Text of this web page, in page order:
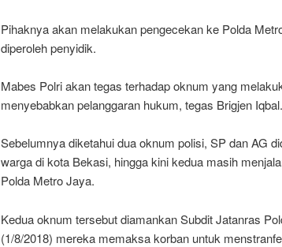
Pihaknya akan melakukan pengecekan ke Polda
diperoleh penyidik.
Mabes Polri akan tegas terhadap oknum yang
menyebabkan pelanggaran hukum, tegas Brigjen Iqbal.
Sebelumnya diketahui dua oknum polisi, SP dan AG
warga di kota Bekasi, hingga kini kedua masih
Polda Metro Jaya.
Kedua oknum tersebut diamankan Subdit Jatanras
(1/8/2018) mereka memaksa korban untuk